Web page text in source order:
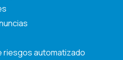
riesgos automatizado